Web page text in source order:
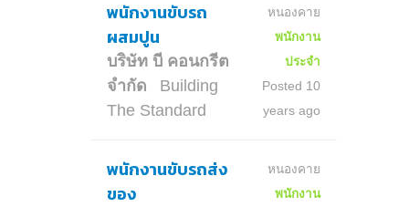
พนักงานขับรถ
ผสมปูน
บริษัท บี คอนกรีต
จำกัด
Building
The Standard
หนองคาย
พนักงาน
ประจำ
Posted 10
years ago
พนักงานขับรถส่ง
ของ
หนองคาย
พนักงาน